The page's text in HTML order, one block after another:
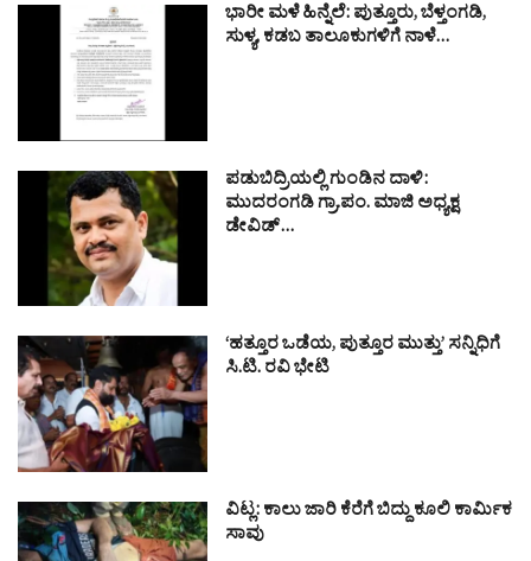
ಭಾರೀ ಮಳೆ ಹಿನ್ನೆಲೆ: ಪುತ್ತೂರು, ಬೆಳ್ತಂಗಡಿ,
ಸುಳ್ಯ, ಕಡಬ ತಾಲೂಕುಗಳಿಗೆ ನಾಳೆ…
ಪಡುಬಿದ್ರಿಯಲ್ಲಿ ಗುಂಡಿನ ದಾಳಿ:
ಮುದರಂಗಡಿ ಗ್ರಾ.ಪಂ. ಮಾಜಿ ಅಧ್ಯಕ್ಷ
ಡೇವಿಡ್…
‘ಹತ್ತೂರ ಒಡೆಯ, ಪುತ್ತೂರ ಮುತ್ತು’ ಸನ್ನಿಧಿಗೆ
ಸಿ.ಟಿ. ರವಿ ಭೇಟಿ
ವಿಟ್ಲ: ಕಾಲು ಜಾರಿ ಕೆರೆಗೆ ಬಿದ್ದು ಕೂಲಿ ಕಾರ್ಮಿಕ
ಸಾವು